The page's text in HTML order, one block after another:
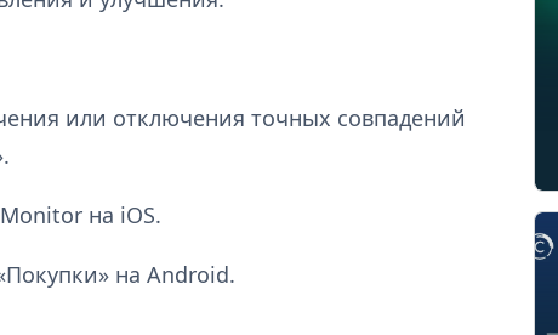
или отключения точных совпадений
на iOS.
на Android.